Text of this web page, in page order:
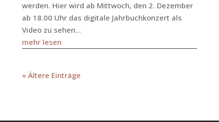
werden. Hier wird ab Mittwoch, den 2. Dezember
ab 18.00 Uhr das digitale Jahrbuchkonzert als
Video zu sehen...
mehr lesen
« Ältere Einträge